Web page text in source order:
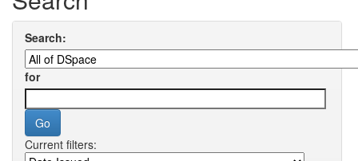
Search:
for
Current filters: